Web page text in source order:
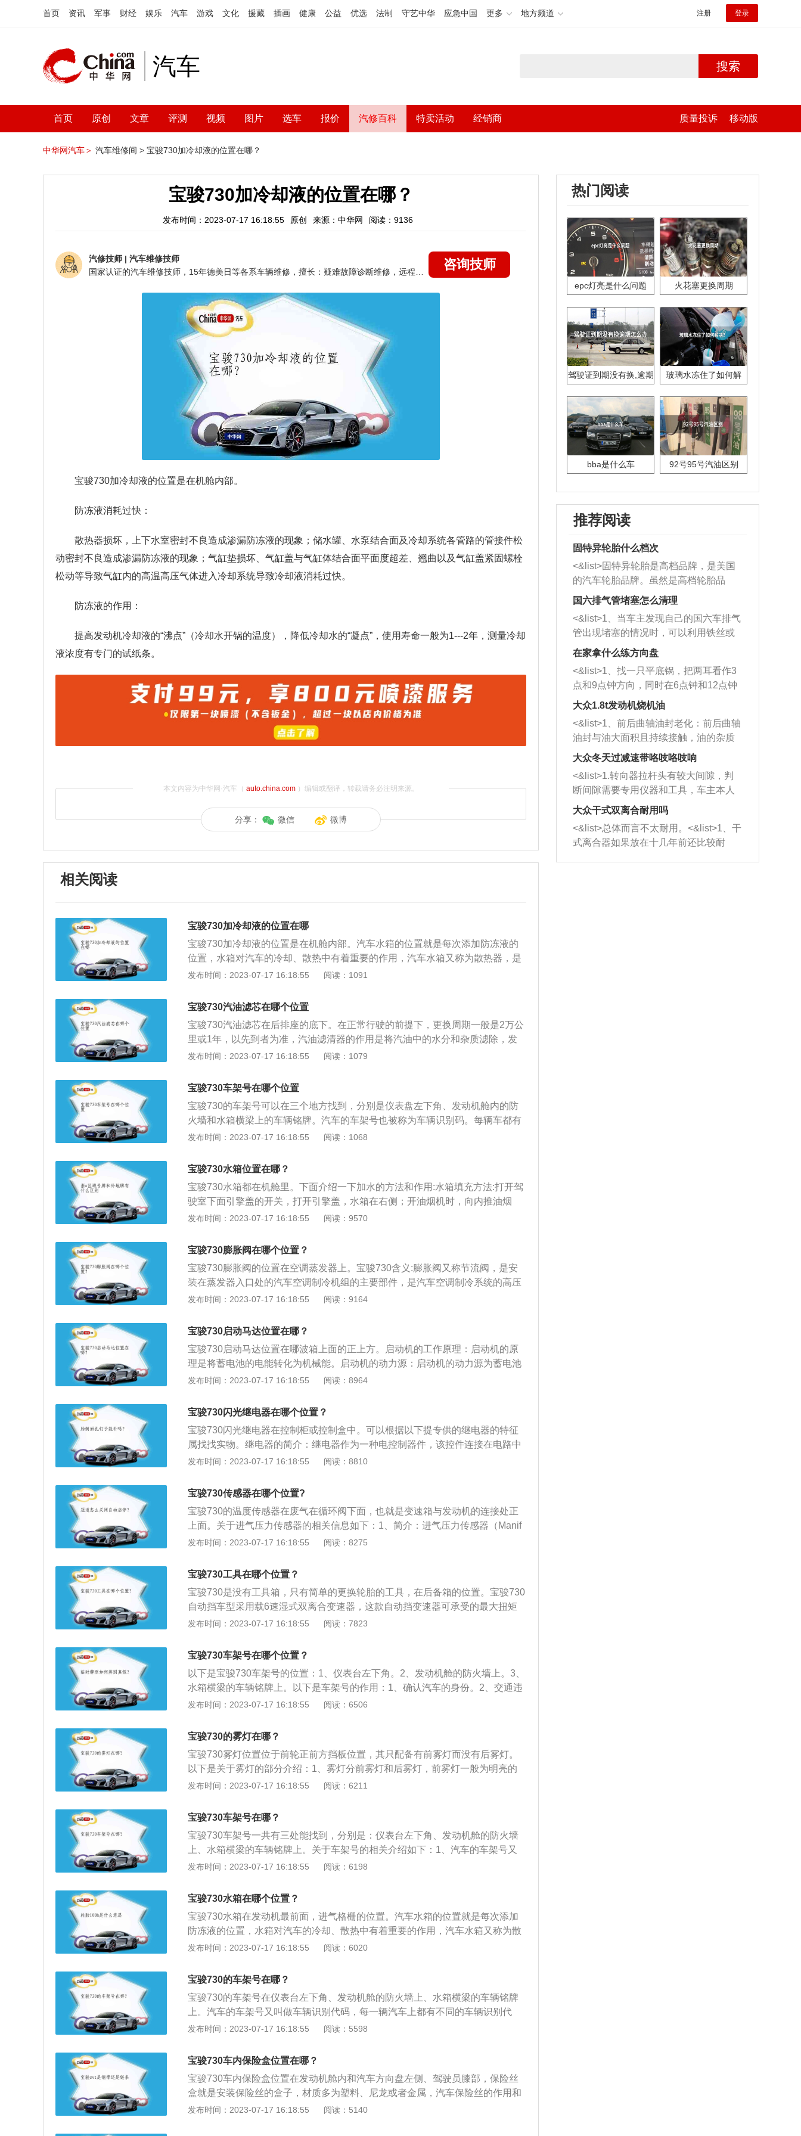
首页 资讯 军事 财经 娱乐 汽车 游戏 文化 援藏 插画 健康 公益 优选 法制 守艺中华 应急中国 更多 地方频道 注册 登录
汽车 搜索
首页 原创 文章 评测 视频 图片 选车 报价 汽修百科 特卖活动 经销商 质量投诉 移动版
中华网汽车＞ 汽车维修间 > 宝骏730加冷却液的位置在哪？
宝骏730加冷却液的位置在哪？
发布时间：2023-07-17 16:18:55 原创 来源：中华网 阅读：9136
汽修技师 | 汽车维修技师
咨询技师
宝骏730加冷却液的位置是在机舱内部。
防冻液消耗过快：
散热器损坏，上下水室密封不良造成渗漏防冻液的现象；储水罐、水泵结合面及冷却系统各管路的管接件松
动密封不良造成渗漏防冻液的现象；气缸垫损坏、气缸盖与气缸体结合面平面度超差、翘曲以及气缸盖紧固螺栓
松动等导致气缸内的高温高压气体进入冷却系统导致冷却液消耗过快。
防冻液的作用：
提高发动机冷却液的“沸点”（冷却水开锅的温度），降低冷却水的“凝点”，使用寿命一般为1---2年，测量冷却
液浓度有专门的试纸条。
本文内容为中华网·汽车（ auto.china.com）编辑或翻译，转载请务必注明来源。
分享： 微信 微博
相关阅读
宝骏730加冷却液的位置在哪
宝骏730加冷却液的位置是在机舱内部。汽车水箱的位置就是每次添加防冻液的
位置，水箱对汽车的冷却、散热中有着重要的作用，汽车水箱又称为散热器，是
汽车冷却系统最重要的组成部分，主要的作用是散发汽车所产生的热量。防冻液
2、储水罐、水泵结合面及冷却系统各管路的管接件松动密封不良造成渗漏防冻
液的现象；3、气缸垫损坏、气缸盖与气缸体结合面平面度超差、翘曲以及气缸
盖紧固螺栓松动等导致气缸内的高温高压气体进入冷却系统导致冷却液消耗过
快。防冻液的作用：提高发动机冷却液的沸点（冷却水开锅的温度），降低冷却
水的凝点，使用寿命一般为1-2年，测量冷却液浓度有专门的试纸条。
发布时间：2023-07-17 16:18:55 阅读：1091
宝骏730汽油滤芯在哪个位置
宝骏730汽油滤芯在后排座的底下。在正常行驶的前提下，更换周期一般是2万公
里或1年，以先到者为准，汽油滤清器的作用是将汽油中的水分和杂质滤除，发
动机工作时，燃油在汽油泵的作用下，经过进油管进入滤清器的沉淀杯中，由于
随燃油流向滤芯，而清洁的燃油从滤芯的微孔渗人滤芯的内部，然后经油管流
出。汽油滤清器有化油器式和电喷式之分，使用化油器的汽油发动机，汽油滤清
器位于输油泵进口一侧，工作压力较小，一般采用尼龙外壳，电喷式发动机的汽
油滤清器位于输油泵的出口一侧，工作压力较高，通常采用金属外壳。汽油滤清
器的滤芯多采用滤纸，也有使用尼龙布、高分子材料的。
发布时间：2023-07-17 16:18:55 阅读：1079
宝骏730车架号在哪个位置
宝骏730的车架号可以在三个地方找到，分别是仪表盘左下角、发动机舱内的防
火墙和水箱横梁上的车辆铭牌。汽车的车架号也被称为车辆识别码。每辆车都有
不同的车辆识别码。这组代码分别由17个数字和字母组成。这套代码经过严格的
别代表制造国、制造商和汽车类型，第四至第八个字符代表汽车的特征，如汽车
类型、发动机类型和车身类型等。第九个字符代表检查位置，以确定车架号码是
否正确填充，第十个字符代表制造年份，汽车生产的年份，第十一个字符代表汽
车的装配。您可以通过在线输入车架号信息查询车辆信息，包括品牌、车型、生
产年份、排量、车身结构、变速器、驾驶模式、发动机信息等，非常方便。
发布时间：2023-07-17 16:18:55 阅读：1068
宝骏730水箱位置在哪？
宝骏730水箱都在机舱里。下面介绍一下加水的方法和作用:水箱填充方法:打开驾
驶室下面引擎盖的开关，打开引擎盖，水箱在右侧；开油烟机时，向内推油烟
机，打开水箱盖，往里面加水到合适的位置；注意，加入的水必须是清水。盖上
保证发动机正常运转。如果不加水，发动机就会过热。如果发动机温度过高，会
影响发动机的正常工作。
发布时间：2023-07-17 16:18:55 阅读：9570
宝骏730膨胀阀在哪个位置？
宝骏730膨胀阀的位置在空调蒸发器上。宝骏730含义:膨胀阀又称节流阀，是安
装在蒸发器入口处的汽车空调制冷机组的主要部件，是汽车空调制冷系统的高压
和低压分界点。膨胀阀是一种比较常见的零部件，被广泛运用于制冷系统中。它
流量，常安装在蒸发器的冷媒入口处。宝骏730作用：从储液干燥器高压液态制
冷剂节流减压，调节和控制进入蒸发器的液态制冷剂的量，使其适应制冷负荷的
变化。同时防止压缩机出现液体窜气现象和蒸发，或蒸汽出口异常过热。宝骏73
0分类:在空调机中常用的膨胀阀（节流装置）主要有三种，分别是热力膨胀阀、
电子膨胀阀和毛细管。按结构形式的不同，又可分为外平衡膨胀阀、内平衡膨胀
发布时间：2023-07-17 16:18:55 阅读：9164
宝骏730启动马达位置在哪？
宝骏730启动马达位置在哪波箱上面的正上方。启动机的工作原理：启动机的原
理是将蓄电池的电能转化为机械能。启动机的动力源：启动机的动力源为蓄电池
或直流电能等。启动机的用途：启动机通常用于大型内燃机的起动。启动机组
3-8.0升/百公里，最大功率111kW，产品定位7座家用车。
发布时间：2023-07-17 16:18:55 阅读：8964
宝骏730闪光继电器在哪个位置？
宝骏730闪光继电器在控制柜或控制盒中。可以根据以下提专供的继电器的特征
属找找实物。继电器的简介：继电器作为一种电控制器件，该控件连接在电路中
是需要组成控制系统（又称输入回路）和被控制系统（又称输出回路）两种控制
点，和接触器挺像，其中主触点是连接在被控制系统中，线圈触点是连接在控制
系统中，不过继电器一般都可以看到触点，按照这个特征应该能找到。继电器的
原理：当电磁继电器线圈两端加上一定的电压或电流，线圈产生的磁通通过铁
心、轭铁、衔铁、磁路工作气隙组成的磁路，在磁场的作用下，衔铁吸向铁心极
面，从而推动触点常闭触点断开，常开触点闭合；当线圈两端电压或电流小于一
点接通。
发布时间：2023-07-17 16:18:55 阅读：8810
宝骏730传感器在哪个位置?
宝骏730的温度传感器在废气在循环阀下面，也就是变速箱与发动机的连接处正
上面。关于进气压力传感器的相关信息如下：1、简介：进气压力传感器（Manif
old-Absolute-Pressure-Sensor），简称MAP。它以真空管连接进气歧管，随着
变，转换成电压信号，供ECU修正喷油量和点火正时角度。2、工作原理：进气
压力传感器检测的是节气门后方的进气歧管的绝对压力，它根据发动机转速和负
荷的大小检测出歧管内绝对压力的变化，然后转换成信号电压送至发动机控制单
元（ECU），ECU依据此信号电压的大小，控制基本喷油量的大小。
发布时间：2023-07-17 16:18:55 阅读：8275
宝骏730工具在哪个位置？
宝骏730是没有工具箱，只有简单的更换轮胎的工具，在后备箱的位置。宝骏730
自动挡车型采用载6速湿式双离合变速器，这款自动挡变速器可承受的最大扭矩
为360N·m，同时搭载源自博格华纳的预啮合技术搭配双离合器自适应控制，0.2
空间采用人机工程优化设计，提供2+3+2座椅布局形式，第二、三排座椅可根据
不同的使用情况纯平放倒，在满足成员舒适乘坐的基础上，车内还具有充分且实
用的储物空间。2、动力方面：宝骏730CVT版搭载“1.5T涡轮增压发动机+模拟8
速CVT无级变速器”的动力组合。其中该发动机的额定功率为111kW，最大净扭矩
为250N·m。
发布时间：2023-07-17 16:18:55 阅读：7823
宝骏730车架号在哪个位置？
以下是宝骏730车架号的位置：1、仪表台左下角。2、发动机舱的防火墙上。3、
水箱横梁的车辆铭牌上。以下是车架号的作用：1、确认汽车的身份。2、交通违
章查询。3、车辆的批次查询。4、精确查找配件。以下是关于2021款宝骏730相
m，轴距为2750mm，油箱容积为52|。2、搭载1.5t涡轮增压发动机。3、最大马
发布时间：2023-07-17 16:18:55 阅读：6506
宝骏730的雾灯在哪？
宝骏730雾灯位置位于前轮正前方挡板位置，其只配备有前雾灯而没有后雾灯。
以下是关于雾灯的部分介绍：1、雾灯分前雾灯和后雾灯，前雾灯一般为明亮的
黄色，后雾灯则为红色。2、后雾灯的标志和前雾灯有一点区别，前雾灯标志的
雾灯亮度高、穿透性强，不会因雾气而产生漫反射，所以正确使用能够有效预防
事故的发生。
发布时间：2023-07-17 16:18:55 阅读：6211
宝骏730车架号在哪？
宝骏730车架号一共有三处能找到，分别是：仪表台左下角、发动机舱的防火墙
上、水箱横梁的车辆铭牌上。关于车架号的相关介绍如下：1、汽车的车架号又
叫做车辆识别代码，每一辆汽车上都有不同的车辆识别代码，这组代码分别由17
架号的17位识别代码中，前3位字符分别代表着汽车的生产国家、制造商、汽车
类型，第4-8位字符代表着车辆的特征，如汽车种类、发动机类型、车身类型，第
9位字符代表着检验位，判断车架号是否填写正确，第10位字符代表着生产年
份，证明汽车是哪一年生产的，第11位字符代表汽车的组装地，一般用0表示，
第12-17位字符为汽车的生产序号。3、在网上输入车架号信息可以查询到车辆信
发动机信息。
发布时间：2023-07-17 16:18:55 阅读：6198
宝骏730水箱在哪个位置？
宝骏730水箱在发动机最前面，进气格栅的位置。汽车水箱的位置就是每次添加
防冻液的位置，水箱对汽车的冷却、散热中有着重要的作用，汽车水箱又称为散
热器，是汽车冷却系统最重要的组成部分，主要的作用是散发汽车所产生的热
工作原理是冷却水在水套中吸收热量，流到散热器后热量散去，再回到水套内循
环，最后达到散发热量的作用。2.汽车冷却液添加有标准的刻度线，添加时冷却
液最高不能超过MAX刻度线，最低不能低于MIN刻度线。3.在连续高温的夏天，
汽车水箱容易出一些小故障，需要定期观察汽车水箱的工作状态，如果水箱的水
位不足，很有可能导致水箱锈蚀、漏水等，严重时还会导致开锅。4.加注冷却液
温度过高，很有可能导致蒸汽或者冷却液溢出，如果不小心很有可能会烫伤皮
肤。
发布时间：2023-07-17 16:18:55 阅读：6020
宝骏730的车架号在哪？
宝骏730的车架号在仪表台左下角、发动机舱的防火墙上、水箱横梁的车辆铭牌
上。汽车的车架号又叫做车辆识别代码，每一辆汽车上都有不同的车辆识别代
码，这组代码分别由17位数字和字母组成，其是经过严格的排列组合的，是车辆
20毫米、1755毫米，轴距为2750毫米。外观方面，宝骏730头部的设计非常大气
饱满，简约的U型镀铬轮廓线搭配双横条格栅，再配合下面的黑色保险杠和镀铬
装饰条，增加了层次感的同时也显得很有档次。
发布时间：2023-07-17 16:18:55 阅读：5598
宝骏730车内保险盒位置在哪？
宝骏730车内保险盒位置在发动机舱内和汽车方向盘左侧、驾驶员膝部，保险丝
盒就是安装保险丝的盒子，材质多为塑料、尼龙或者金属，汽车保险丝的作用和
普通保险丝的作用类似，就是当电路中电流超负荷时通过熔断来保护整个汽车电
发布时间：2023-07-17 16:18:55 阅读：5140
热门阅读
epc灯亮是什么问题 火花塞更换周期
驾驶证到期没有换,逾期
玻璃水冻住了如何解
bba是什么车 92号95号汽油区别
推荐阅读
固特异轮胎什么档次
<&list>固特异轮胎是高档品牌，是美国
的汽车轮胎品牌。虽然是高档轮胎品
牌，但是中高低端的轮胎都有生产，这
也是为了更好的开拓市场。
国六排气管堵塞怎么清理
<&list>1、当车主发现自己的国六车排气
管出现堵塞的情况时，可以利用铁丝或
者是细棍，直接将杂物给取出来，如果
堵塞情况比较严重，也可以采取应急措
施。 <&list>2、直接利用木棍将所有的
杂物推到排气管里面的位置处，然后将
三元催化器拆解开，就可以将堵塞的东
西取出来。但如果是因为积碳过多引起
的堵塞，就需要将三元催化器泡在草酸
洗剂对堵塞的情况得到解决，将清洗剂
放在燃油箱中，与燃油混合后，车辆启
动时，就可以和汽油一起进入到燃烧
室，最后形成废气排出，就可以让三元
催化器得到清洗，排气管堵塞的情况就
能够得到解决。
在家拿什么练方向盘
<&list>1、找一只平底锅，把两耳看作3
点和9点钟方向，同时在6点钟和12点钟
方向做一个标记。 <&list>2、双手握住
一圈半的练习，往右同样也要打相同的
圈数。 <&list>3、最后强调要反复练
习，这样就可以形成肌肉记忆，在真实
驾驶车辆时，不需要记忆也能打好方
向。
大众1.8t发动机烧机油
<&list>1、前后曲轴油封老化：前后曲轴
油封与油大面积且持续接触，油的杂质
和发动机内持续温度变化使其密封效果
逐渐减弱，导致渗油或漏油。<&list>2、
活塞间隙过大：积碳会使活塞环与缸体
的间隙扩大，导致机油流入燃烧室中，
造成烧机油。<&list>3、机油粘度。使用
机油粘度过小的话，同样会有烧机油现
象，机油粘度过小具有很好的流动性，
大众冬天过减速带咯吱咯吱响
<&list>1.转向器拉杆头有较大间隙，判
断间隙需要专用仪器和工具，车主本人
无法制作，需要将车辆送到修理厂或4s
店；<&list>2.车辆半轴套管防尘罩破
裂，破裂后会出现漏油现象，使半轴磨
损严重，磨损的半轴容易损坏，产生异
响；<&list>3.稳定器的转向胶套和球头
大众干式双离合耐用吗
<&list>总体而言不太耐用。<&list>1、干
式离合器如果放在十几年前还比较耐